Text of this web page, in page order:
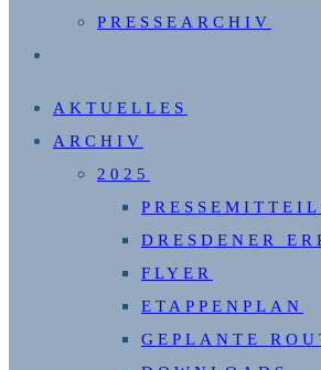
PRESSEARCHIV
UMSCHALTEN
AKTUELLES
ARCHIV
2025
DRESDENER
FLYER
ETAPPENPLAN
GEPLANTE